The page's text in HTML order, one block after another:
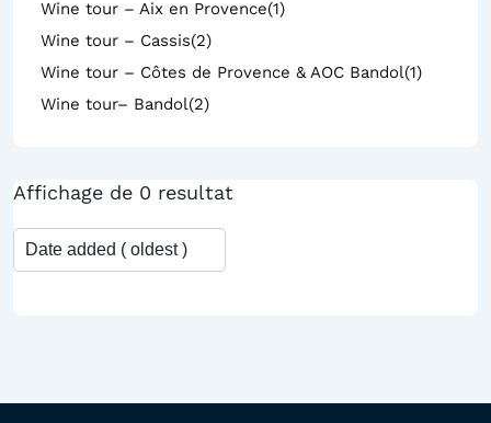
Wine tour – Aix en Provence(1)
Wine tour – Cassis(2)
Wine tour – Côtes de Provence & AOC Bandol(1)
Wine tour– Bandol(2)
Affichage de 0 resultat